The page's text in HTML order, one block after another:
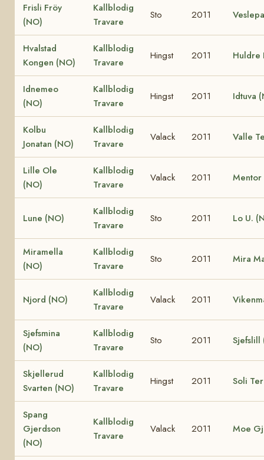
Frisli Fröy
(NO)
Kallblodig
Travare
Sto 2011
Hvalstad
Kongen (NO)
Kallblodig
Travare
Hingst 2011 Huldre
Idnemeo
(NO)
Kallblodig
Travare
Hingst 2011 Idtuva
Kolbu
Jonatan (NO)
Kallblodig
Travare
Valack 2011 Valle
Lille Ole
(NO)
Kallblodig
Travare
Valack 2011
Lune (NO)
Kallblodig
Travare
Sto 2011 Lo U.
Miramella
(NO)
Kallblodig
Travare
Sto 2011 Mira
Njord (NO)
Kallblodig
Travare
Valack 2011
Sjefsmina
(NO)
Kallblodig
Travare
Sto 2011 Sjefslill
Skjellerud
Svarten (NO)
Kallblodig
Travare
Hingst 2011 Soli
Spang
Gjerdson
(NO)
Kallblodig
Travare
Valack 2011 Moe